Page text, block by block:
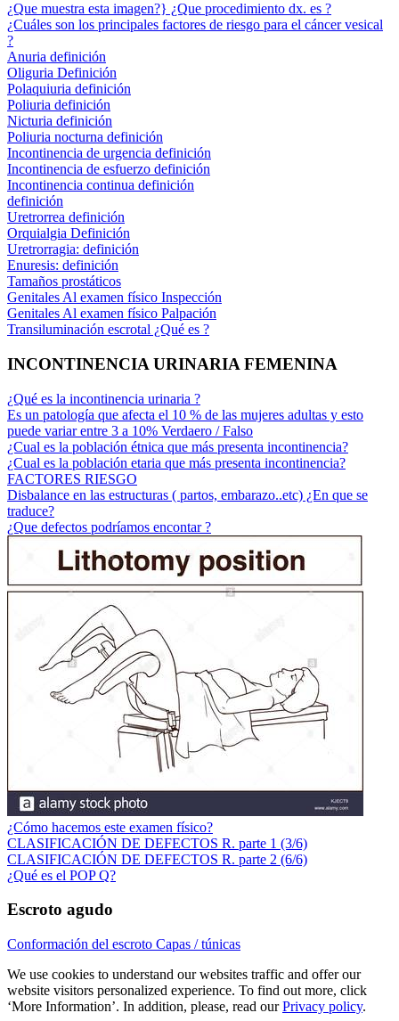
¿Que muestra esta imagen?} ¿Que procedimiento dx. es ?
¿Cuáles son los principales factores de riesgo para el cáncer vesical
?
Anuria definición
Oliguria Definición
Polaquiuria definición
Poliuria definición
Nicturia definición
Poliuria nocturna definición
Incontinencia de urgencia definición
Incontinencia de esfuerzo definición
Incontinencia continua definición
definición
Uretrorrea definición
Orquialgia Definición
Uretrorragia: definición
Enuresis: definición
Tamaños prostáticos
Genitales Al examen físico Inspección
Genitales Al examen físico Palpación
Transiluminación escrotal ¿Qué es ?
INCONTINENCIA URINARIA FEMENINA
¿Qué es la incontinencia urinaria ?
Es un patología que afecta el 10 % de las mujeres adultas y esto
puede variar entre 3 a 10% Verdaero / Falso
¿Cual es la población étnica que más presenta incontinencia?
¿Cual es la población etaria que más presenta incontinencia?
FACTORES RIESGO
Disbalance en las estructuras ( partos, embarazo..etc) ¿En que se
traduce?
¿Que defectos podríamos encontar ?
¿Cómo hacemos este examen físico?
CLASIFICACIÓN DE DEFECTOS R. parte 1 (3/6)
CLASIFICACIÓN DE DEFECTOS R. parte 2 (6/6)
¿Qué es el POP Q?
Escroto agudo
Conformación del escroto Capas / túnicas
We use cookies to understand our websites traffic and offer our
website visitors personalized experience. To find out more, click
‘More Information’. In addition, please, read ourPrivacy policy.